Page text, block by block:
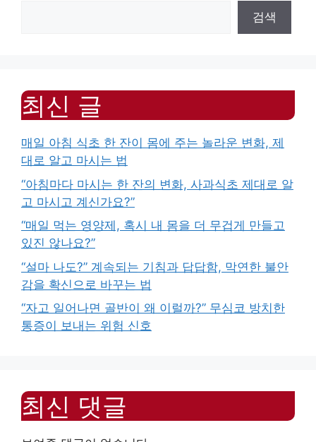
검색
최신 글
매일 아침 식초 한 잔이 몸에 주는 놀라운 변화, 제
대로 알고 마시는 법
“아침마다 마시는 한 잔의 변화, 사과식초 제대로 알
고 마시고 계신가요?”
“매일 먹는 영양제, 혹시 내 몸을 더 무겁게 만들고
있진 않나요?”
“설마 나도?” 계속되는 기침과 답답함, 막연한 불안
감을 확신으로 바꾸는 법
“자고 일어나면 골반이 왜 이럴까?” 무심코 방치한
통증이 보내는 위험 신호
최신 댓글